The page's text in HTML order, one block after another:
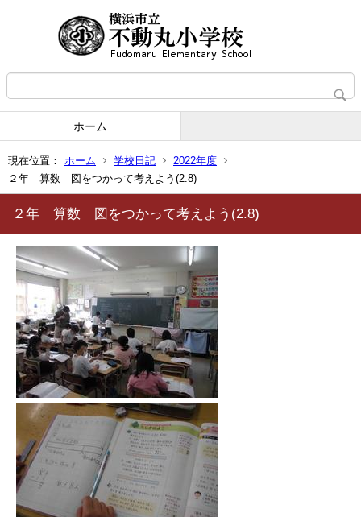
ホーム
現在位置： ホーム 学校日記
2022年度
２年 算数 図をつかって考えよう(2.8)
２年 算数 図をつかって考えよう(2.8)